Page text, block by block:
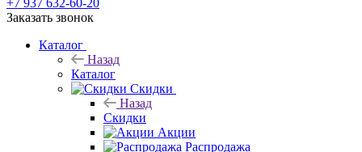
+7 937 632-60-20
Заказать звонок
Каталог
Назад
Каталог
Скидки
Назад
Скидки
Акции
Распродажа